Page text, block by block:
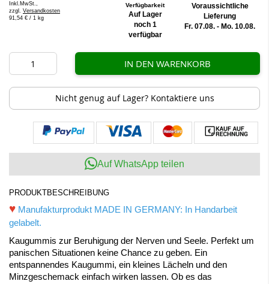
Inkl.MwSt.,
zzgl. Versandkosten
91,54 € / 1 kg
Verfügbarkeit
Auf Lager
noch 1
verfügbar
Voraussichtliche
Lieferung
Fr. 07.08. - Mo. 10.08.
IN DEN WARENKORB
Nicht genug auf Lager? Kontaktiere uns
Auf WhatsApp teilen
PRODUKTBESCHREIBUNG
♥ Manufakturprodukt MADE IN GERMANY: In Handarbeit
gelabelt.
Kaugummis zur Beruhigung der Nerven und Seele. Perfekt um
panischen Situationen keine Chance zu geben. Ein
entspannendes Kaugummi, ein kleines Lächeln und den
Minzgeschemack einfach wirken lassen. Ob es das